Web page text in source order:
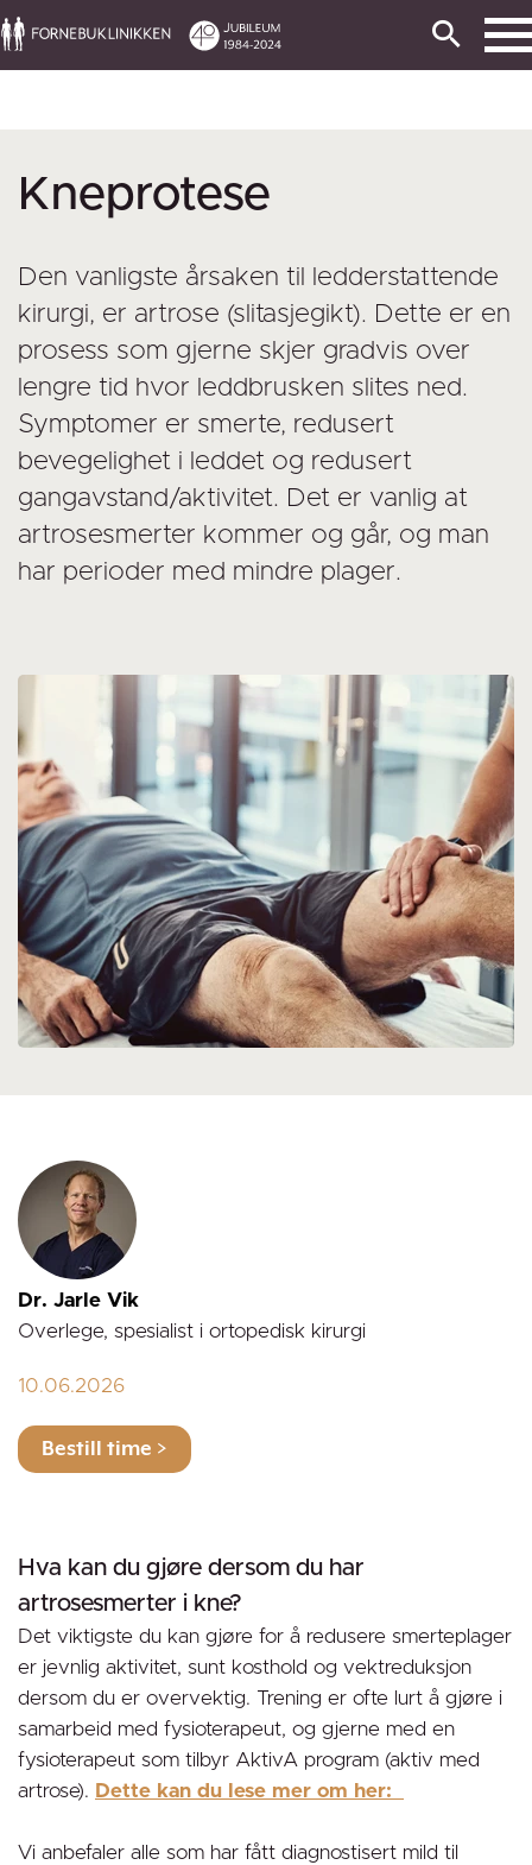
Kneprotese
Den vanligste årsaken til ledderstattende
kirurgi, er artrose (slitasjegikt). Dette er en
prosess som gjerne skjer gradvis over
lengre tid hvor leddbrusken slites ned.
Symptomer er smerte, redusert
bevegelighet i leddet og redusert
gangavstand/aktivitet. Det er vanlig at
artrosesmerter kommer og går, og man
har perioder med mindre plager.
Dr. Jarle Vik
Overlege, spesialist i ortopedisk kirurgi
10.06.2026
Hva kan du gjøre dersom du har
artrosesmerter i kne?
Det viktigste du kan gjøre for å redusere smerteplager
er jevnlig aktivitet, sunt kosthold og vektreduksjon
dersom du er overvektig. Trening er ofte lurt å gjøre i
samarbeid med fysioterapeut, og gjerne med en
fysioterapeut som tilbyr AktivA program (aktiv med
artrose). Dette kan du lese mer om her:
Vi anbefaler alle som har fått diagnostisert mild til